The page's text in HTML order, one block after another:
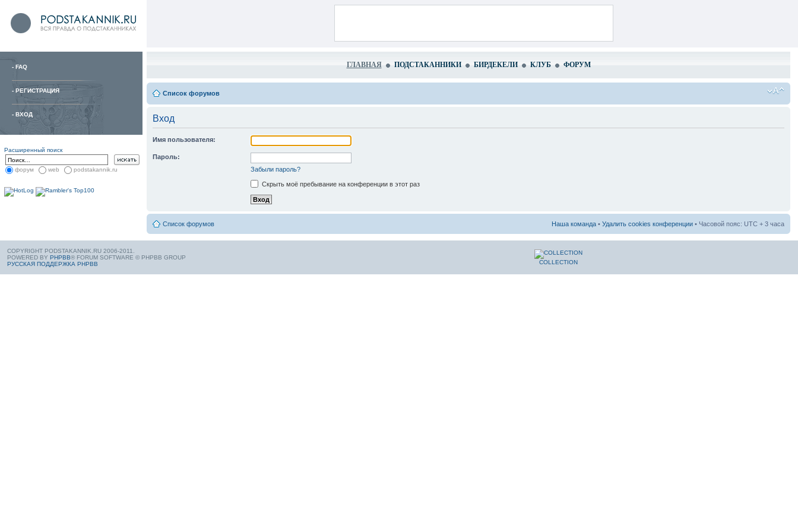
- FAQ
- РЕГИСТРАЦИЯ
- ВХОД
Расширенный поиск
форум web podstakannik.ru
ГЛАВНАЯ ПОДСТАКАННИКИ БИРДЕКЕЛИ КЛУБ ФОРУМ
Список форумов
Вход
Имя пользователя:
Пароль:
Забыли пароль?
Скрыть моё пребывание на конференции в этот раз
Список форумов Наша команда • Удалить cookies конференции • Часовой пояс: UTC + 3 часа
COPYRIGHT PODSTAKANNIK.RU 2006-2011.
POWERED BY PHPBB® FORUM SOFTWARE © PHPBB GROUP
РУССКАЯ ПОДДЕРЖКА PHPBB
COLLECTION